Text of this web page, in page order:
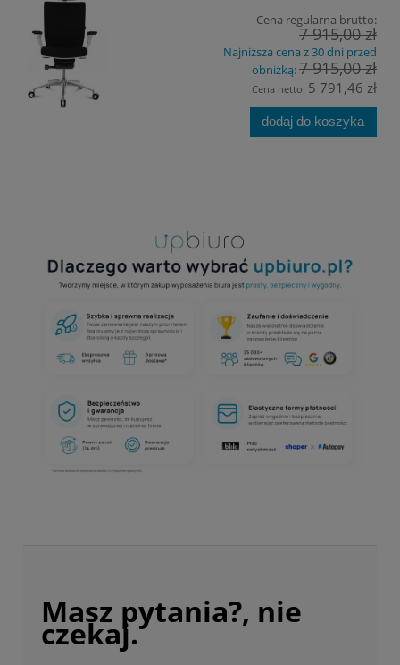
Cena regularna brutto:
7 915,00 zł
Najniższa cena z 30 dni przed
obniżką:7 915,00 zł
Cena netto: 5 791,46 zł
dodaj do koszyka
Masz pytania?, nie
czekaj.